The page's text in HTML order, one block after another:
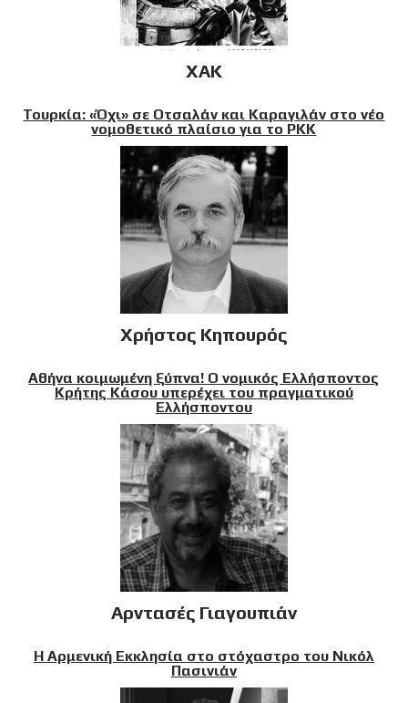
XAK
Τουρκία: «Όχι» σε Οτσαλάν και Καραγιλάν στο νέο
νομοθετικό πλαίσιο για το PKK
Χρήστος Κηπουρός
Αθήνα κοιμωμένη ξύπνα! Ο νομικός Ελλήσποντος
Κρήτης Κάσου υπερέχει του πραγματικού
Ελλήσποντου
Αρντασές Γιαγουπιάν
Η Αρμενική Εκκλησία στο στόχαστρο του Νικόλ
Πασινιάν